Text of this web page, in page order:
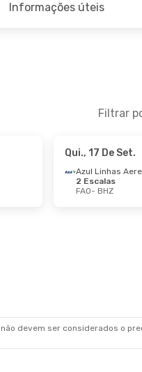
Informações úteis
Filtrar
1 Escala
Qui., 17 De Set.
2 Escalas
FAO- BHZ
devem ser considerados o